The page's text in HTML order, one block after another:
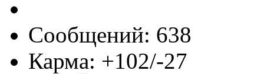
Сообщений: 638
Карма: +102/-27